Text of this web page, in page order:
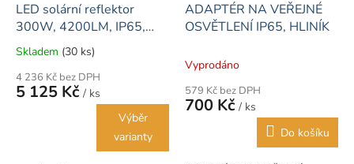
LED solární reflektor
300W, 4200LM, IP65,
25000mAh
Průměrné
produktu
je
Skladem (30 ks)
4 236 Kč bez DPH
5 125 Kč / ks
Výběr
varianty
ADAPTÉR NA VEŘEJNÉ
OSVĚTLENÍ IP65, HLINÍK
Vyprodáno
579 Kč bez DPH
700 Kč / ks
Do košíku